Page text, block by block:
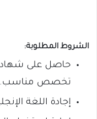
الشروط المطلوبة:
حاصل على شهادة
تخصص مناسب.
إجادة اللغة